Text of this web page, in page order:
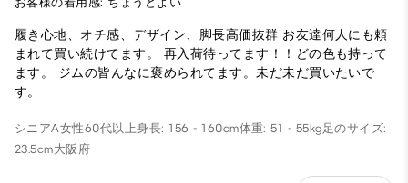
履き心地、オチ感、デザイン、脚長高価抜群 お友達何人にも頼
まれて買い続けてます。 再入荷待ってます！！どの色も持って
ます。 ジムの皆んなに褒められてます。未だ未だ買いたいで
す。
シニアA女性60代以上身長: 156 - 160cm体重: 51 - 55kg足のサイズ:
23.5cm大阪府